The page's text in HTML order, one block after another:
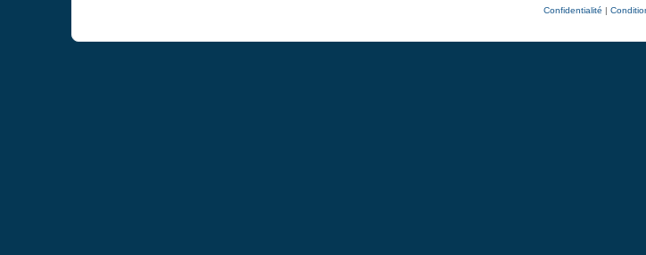
Confidentialité |